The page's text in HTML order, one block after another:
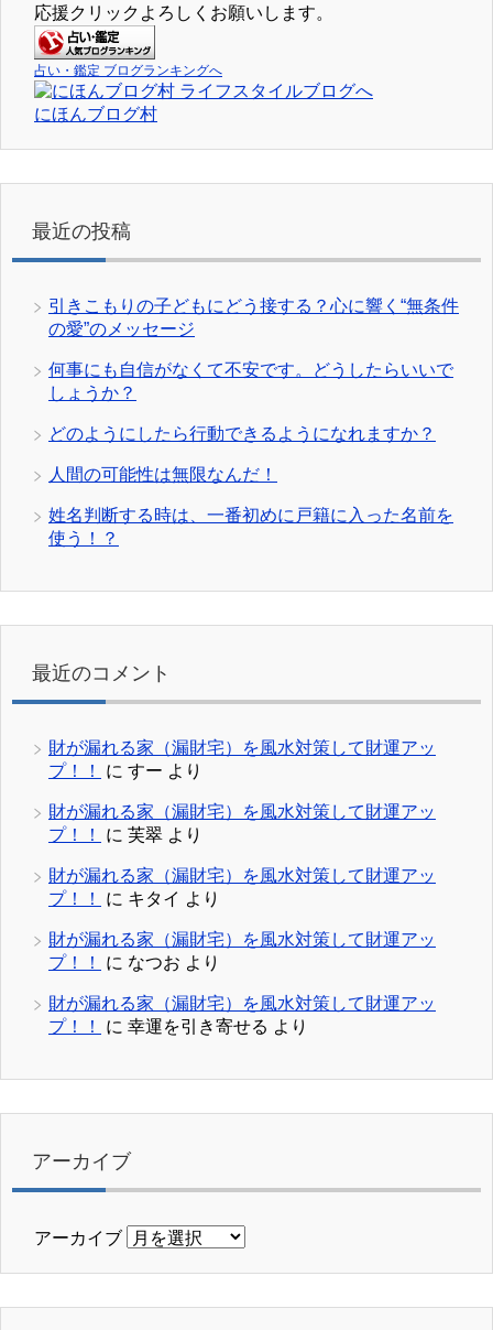
応援クリックよろしくお願いします。
占い・鑑定 ブログランキングへ
にほんブログ村
最近の投稿
引きこもりの子どもにどう接する？心に響く“無条件
の愛”のメッセージ
何事にも自信がなくて不安です。どうしたらいいで
しょうか？
どのようにしたら行動できるようになれますか？
人間の可能性は無限なんだ！
姓名判断する時は、一番初めに戸籍に入った名前を
使う！？
最近のコメント
財が漏れる家（漏財宅）を風水対策して財運アッ
プ！！
に すー より
財が漏れる家（漏財宅）を風水対策して財運アッ
プ！！
に 芙翠 より
財が漏れる家（漏財宅）を風水対策して財運アッ
プ！！
に キタイ より
財が漏れる家（漏財宅）を風水対策して財運アッ
プ！！
に なつお より
財が漏れる家（漏財宅）を風水対策して財運アッ
プ！！
に 幸運を引き寄せる より
アーカイブ
アーカイブ